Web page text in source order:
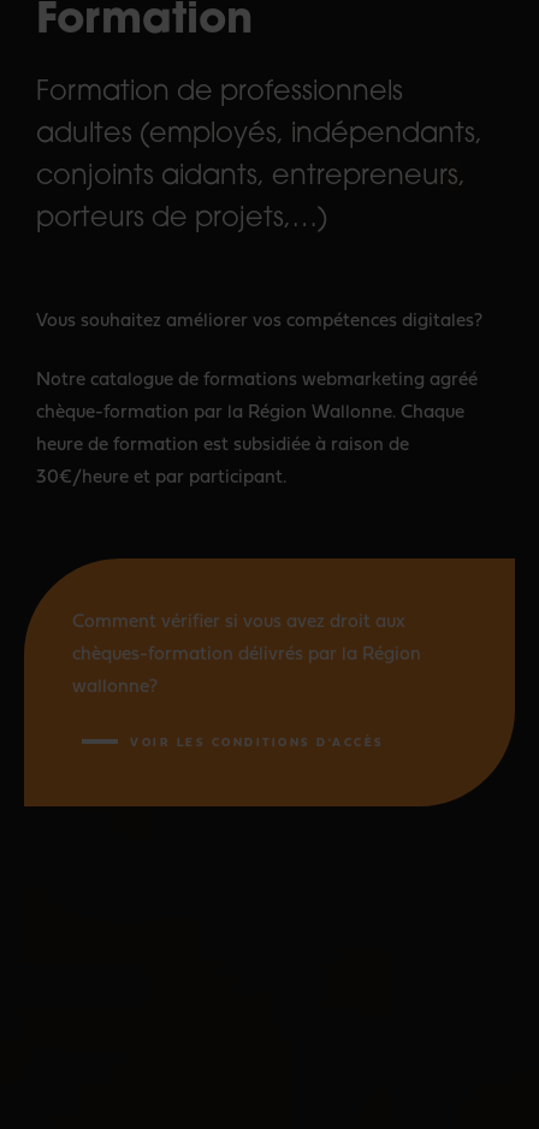
Formation
Formation de professionnels
adultes (employés, indépendants,
conjoints aidants, entrepreneurs,
porteurs de projets,…)
Vous souhaitez améliorer vos compétences digitales?
Notre catalogue de formations webmarketing agréé
chèque-formation par la Région Wallonne. Chaque
heure de formation est subsidiée à raison de
30€/heure et par participant.
Comment vérifier si vous avez droit aux
chèques-formation délivrés par la Région
wallonne?
VOIR LES CONDITIONS D'ACCÈS